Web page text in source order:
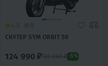
СКУТЕР SYM ORBIT 50
124 990 ₽130 990 ₽ -5%